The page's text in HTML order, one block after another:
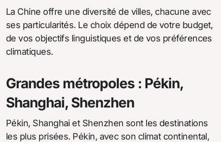
La Chine offre une diversité de villes, chacune avec
ses particularités. Le choix dépend de votre budget,
de vos objectifs linguistiques et de vos préférences
climatiques.
Grandes métropoles : Pékin,
Shanghai, Shenzhen
Pékin, Shanghai et Shenzhen sont les destinations
les plus prisées. Pékin, avec son climat continental,